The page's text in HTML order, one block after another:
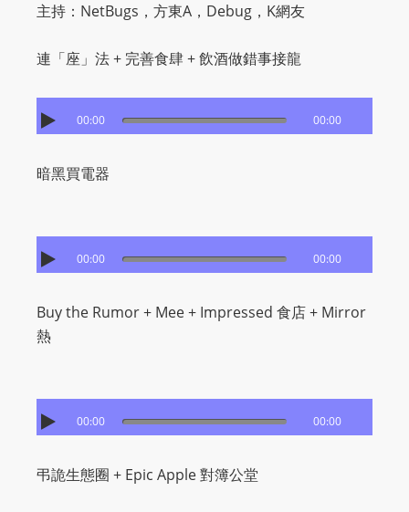
主持：NetBugs，方東A，Debug，K網友
連「座」法 + 完善食肆 + 飲酒做錯事接龍
00:00 00:00
暗黑買電器
00:00 00:00
Buy the Rumor + Mee + Impressed 食店 + Mirror
熱
00:00 00:00
弔詭生態圈 + Epic Apple 對簿公堂